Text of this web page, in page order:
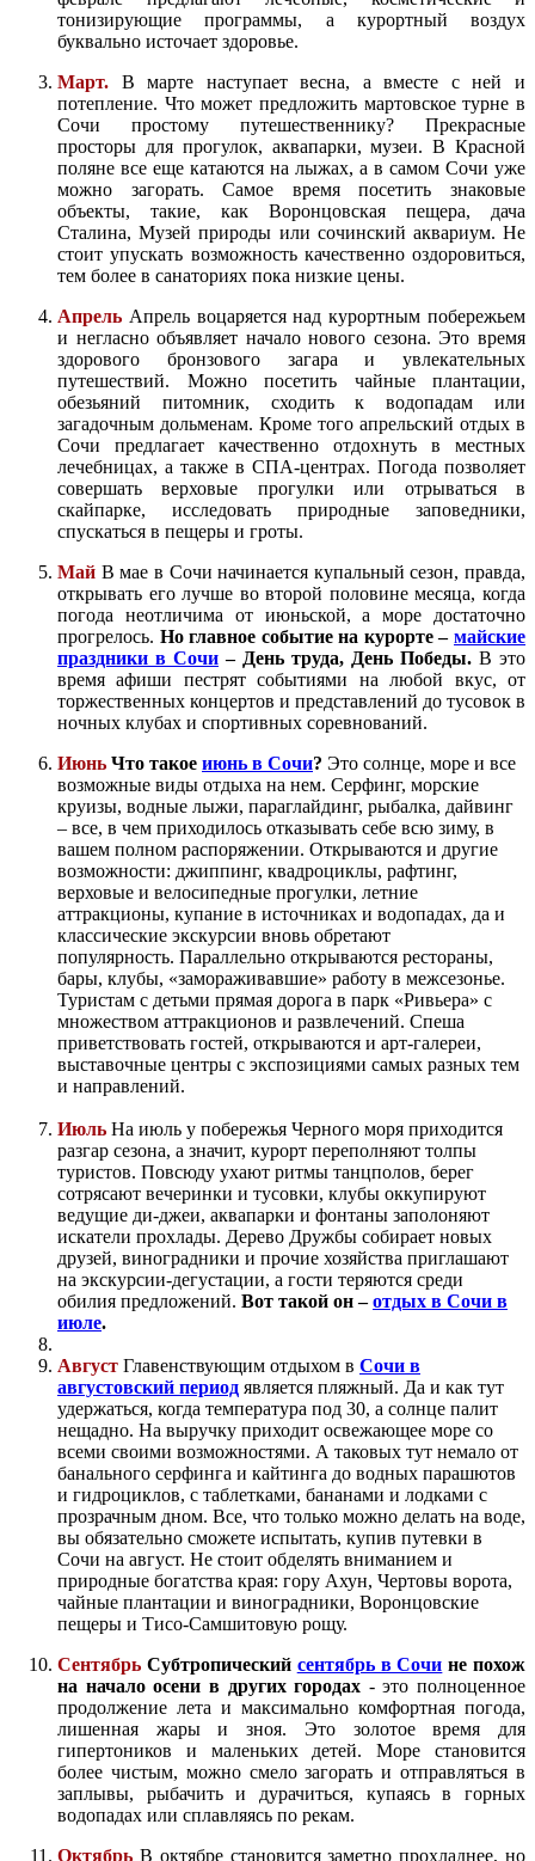
тонизирующие программы, а курортный воздух
буквально источает здоровье.
Март. В марте наступает весна, а вместе с ней и
потепление. Что может предложить мартовское турне в
Сочи простому путешественнику? Прекрасные
просторы для прогулок, аквапарки, музеи. В Красной
поляне все еще катаются на лыжах, а в самом Сочи уже
можно загорать. Самое время посетить знаковые
объекты, такие, как Воронцовская пещера, дача
Сталина, Музей природы или сочинский аквариум. Не
стоит упускать возможность качественно оздоровиться,
тем более в санаториях пока низкие цены.
Апрель Апрель воцаряется над курортным побережьем
и негласно объявляет начало нового сезона. Это время
здорового бронзового загара и увлекательных
путешествий. Можно посетить чайные плантации,
обезьяний питомник, сходить к водопадам или
загадочным дольменам. Кроме того апрельский отдых в
Сочи предлагает качественно отдохнуть в местных
лечебницах, а также в СПА-центрах. Погода позволяет
совершать верховые прогулки или отрываться в
скайпарке, исследовать природные заповедники,
спускаться в пещеры и гроты.
Май В мае в Сочи начинается купальный сезон, правда,
открывать его лучше во второй половине месяца, когда
погода неотличима от июньской, а море достаточно
прогрелось. Но главное событие на курорте –майские
праздники в Сочи – День труда, День Победы. В это
время афиши пестрят событиями на любой вкус, от
торжественных концертов и представлений до тусовок в
ночных клубах и спортивных соревнований.
Июнь Что такое июнь в Сочи? Это солнце, море и все
возможные виды отдыха на нем. Серфинг, морские
круизы, водные лыжи, параглайдинг, рыбалка, дайвинг
– все, в чем приходилось отказывать себе всю зиму, в
вашем полном распоряжении. Открываются и другие
возможности: джиппинг, квадроциклы, рафтинг,
верховые и велосипедные прогулки, летние
аттракционы, купание в источниках и водопадах, да и
классические экскурсии вновь обретают
популярность. Параллельно открываются рестораны,
бары, клубы, «замораживавшие» работу в межсезонье.
Туристам с детьми прямая дорога в парк «Ривьера» с
множеством аттракционов и развлечений. Спеша
приветствовать гостей, открываются и арт-галереи,
выставочные центры с экспозициями самых разных тем
и направлений.
Июль На июль у побережья Черного моря приходится
разгар сезона, а значит, курорт переполняют толпы
туристов. Повсюду ухают ритмы танцполов, берег
сотрясают вечеринки и тусовки, клубы оккупируют
ведущие ди-джеи, аквапарки и фонтаны заполоняют
искатели прохлады. Дерево Дружбы собирает новых
друзей, виноградники и прочие хозяйства приглашают
на экскурсии-дегустации, а гости теряются среди
обилия предложений. Вот такой он –отдых в Сочи в
июле.
Август Главенствующим отдыхом в Сочи в
августовский период является пляжный. Да и как тут
удержаться, когда температура под 30, а солнце палит
нещадно. На выручку приходит освежающее море со
всеми своими возможностями. А таковых тут немало от
банального серфинга и кайтинга до водных парашютов
и гидроциклов, с таблетками, бананами и лодками с
прозрачным дном. Все, что только можно делать на воде,
вы обязательно сможете испытать, купив путевки в
Сочи на август. Не стоит обделять вниманием и
природные богатства края: гору Ахун, Чертовы ворота,
чайные плантации и виноградники, Воронцовские
пещеры и Тисо-Самшитовую рощу.
Сентябрь Субтропический сентябрь в Сочи не похож
на начало осени в других городах - это полноценное
продолжение лета и максимально комфортная погода,
лишенная жары и зноя. Это золотое время для
гипертоников и маленьких детей. Море становится
более чистым, можно смело загорать и отправляться в
заплывы, рыбачить и дурачиться, купаясь в горных
водопадах или сплавляясь по рекам.
Октябрь В октябре становится заметно прохладнее, но